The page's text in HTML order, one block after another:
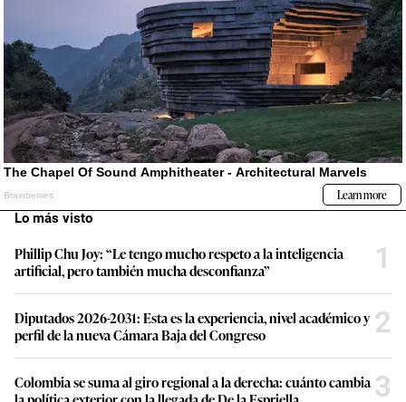
Lo más visto
Phillip Chu Joy: “Le tengo mucho respeto a la inteligencia
artificial, pero también mucha desconfianza”
1
Diputados 2026-2031: Esta es la experiencia, nivel académico y
perfil de la nueva Cámara Baja del Congreso
2
Colombia se suma al giro regional a la derecha: cuánto cambia 3